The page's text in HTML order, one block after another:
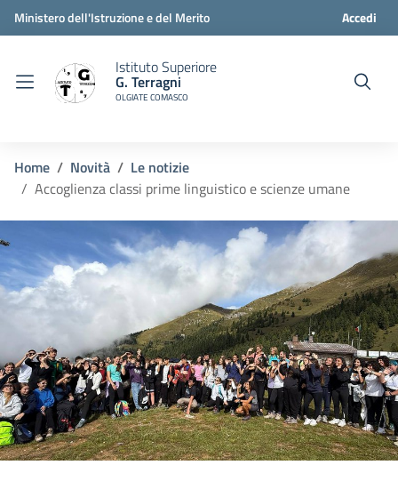
Ministero dell'Istruzione e del Merito Accedi
Istituto Superiore
G. Terragni
OLGIATE COMASCO
Home Novità
Le notizie
Accoglienza classi prime linguistico e scienze umane